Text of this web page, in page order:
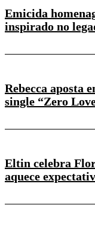
Emicida
inspirado no
Rebecca aposta
single “Zero
Eltin celebra
aquece